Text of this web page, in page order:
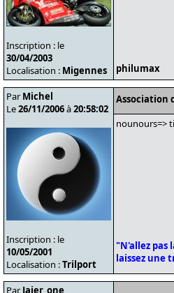
Inscription : le
30/04/2003
Localisation : Migennes philumax
Par Michel
Le26/11/2006à20:58:02
Inscription : le
10/05/2001
Localisation :Trilport
Association
nounours=>
"N'allez pas
laissez une
Par Jajer_one